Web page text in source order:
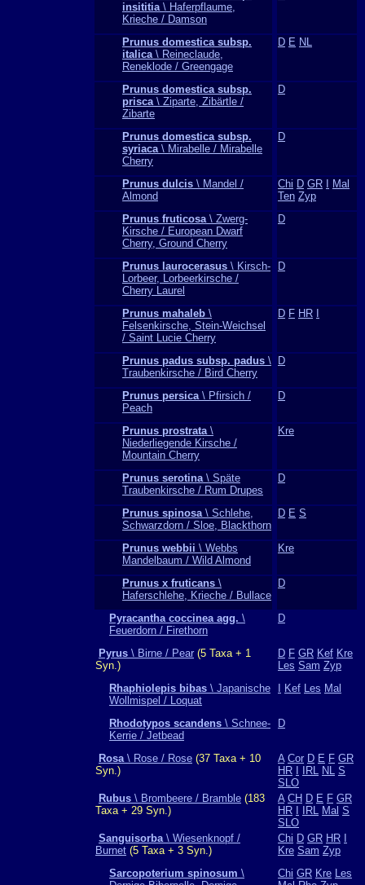
insititia\ Haferpflaume,
Krieche / Damson
Prunus domestica subsp.
italica\ Reineclaude,
Reneklode / Greengage
D E NL
Prunus domestica subsp.
prisca\ Ziparte, Zibärtle /
Zibarte
D
Prunus domestica subsp.
syriaca\ Mirabelle / Mirabelle
Cherry
D
Prunus dulcis \ Mandel /
Almond
Chi D GR
Mal
Ten Zyp
Prunus fruticosa\ Zwerg-
Kirsche / European Dwarf
Cherry, Ground Cherry
D
Prunus laurocerasus \ Kirsch-
Lorbeer, Lorbeerkirsche /
Cherry Laurel
D
Prunus mahaleb \
Felsenkirsche, Stein-Weichsel
/ Saint Lucie Cherry
D F HR
Prunus padus subsp. padus \
Traubenkirsche / Bird Cherry
D
Prunus persica\ Pfirsich /
Peach
D
Prunus prostrata\
Niederliegende Kirsche /
Mountain Cherry
Kre
Prunus serotina\ Späte
Traubenkirsche / Rum Drupes
D
Prunus spinosa\ Schlehe,
Schwarzdorn / Sloe, Blackthorn
D E S
Prunus webbii \ Webbs
Mandelbaum / Wild Almond
Kre
Prunus x fruticans \
Haferschlehe, Krieche / Bullace
D
Pyracantha coccinea agg. \
Feuerdorn / Firethorn
D
Pyrus \ Birne / Pear (5 Taxa + 1
Syn.)
D F GR Kef Kre
Les Sam Zyp
Rhaphiolepis bibas \ Japanische
Wollmispel / Loquat
Kef Les Mal
Rhodotypos scandens \ Schnee-
Kerrie / Jetbead
D
Rosa\ Rose / Rose (37 Taxa + 10
Syn.)
A Cor D E F GR
HR
IRL NL S
SLO
Rubus \ Brombeere / Bramble (183
Taxa + 29 Syn.)
A CH D E F GR
HR
IRL Mal S
SLO
Sanguisorba\ Wiesenknopf /
Burnet (5 Taxa + 3 Syn.)
Chi D GR HR
Kre Sam Zyp
Sarcopoterium spinosum \
Chi GR Kre Les